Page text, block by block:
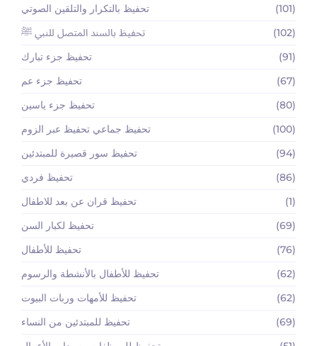
تحفيظ بالتكرار والتلقين الصوتي
(101)
تحفيظ بالسند المتصل للنبي ﷺ
(102)
تحفيظ جزء تبارك
(91)
تحفيظ جزء عم
(67)
تحفيظ جزء ياسين
(80)
تحفيظ جماعي تحفيظ عبر الزوم
(100)
تحفيظ سور قصيرة للمبتدئين
(94)
تحفيظ فردي
(86)
تحفيظ قران عن بعد للاطفال
(1)
تحفيظ لكبار السن
(69)
تحفيظ للأطفال
(76)
تحفيظ للأطفال بالأنشطة والرسوم
(62)
تحفيظ للأمهات وربات البيوت
(62)
تحفيظ للمبتدئين من النساء
(69)